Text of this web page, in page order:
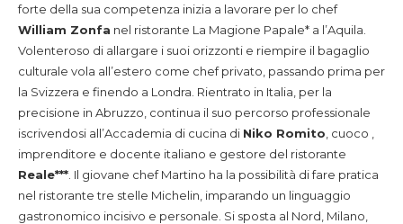
forte della sua competenza inizia a lavorare per lo chef
William Zonfa nel ristorante La Magione Papale* a l’Aquila.
Volenteroso di allargare i suoi orizzonti e riempire il bagaglio
culturale vola all’estero come chef privato, passando prima per
la Svizzera e finendo a Londra. Rientrato in Italia, per la
precisione in Abruzzo, continua il suo percorso professionale
iscrivendosi all’Accademia di cucina di Niko Romito , cuoco ,
imprenditore e docente italiano e gestore del ristorante
Reale*** . Il giovane chef Martino ha la possibilità di fare pratica
nel ristorante tre stelle Michelin, imparando un linguaggio
gastronomico incisivo e personale. Si sposta al Nord, Milano,